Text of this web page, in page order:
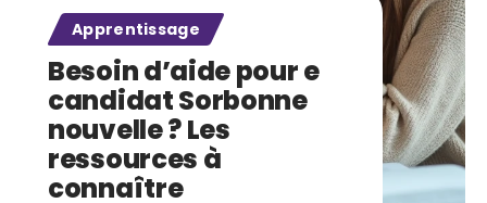
Apprentissage
Besoin d’aide pour e
candidat Sorbonne
nouvelle ? Les
ressources à
connaître